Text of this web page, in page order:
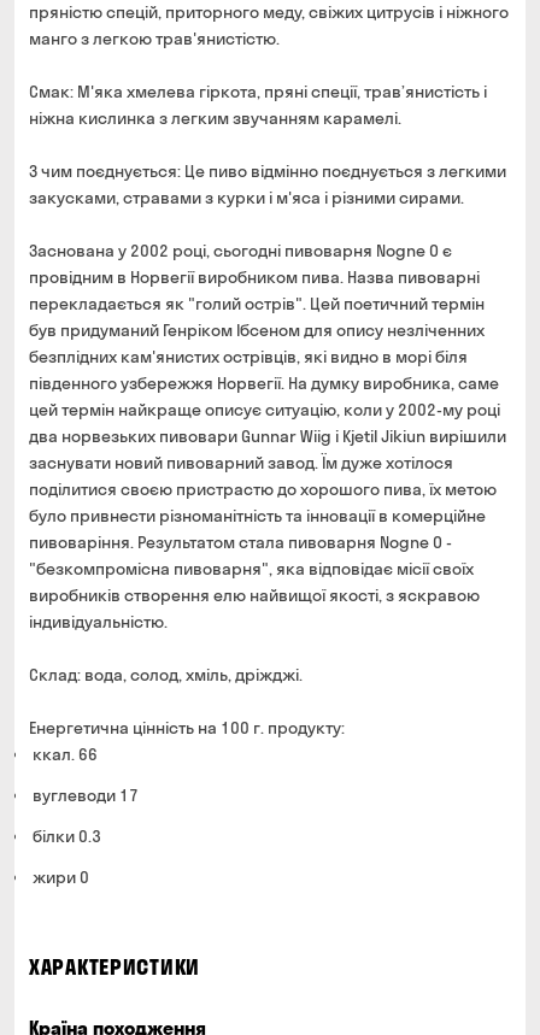
пряністю спецій, приторного меду, свіжих цитрусів і ніжного
манго з легкою трав'янистістю.
Смак: М'яка хмелева гіркота, пряні спеції, трав’янистість і
ніжна кислинка з легким звучанням карамелі.
З чим поєднується: Це пиво відмінно поєднується з легкими
закусками, стравами з курки і м'яса і різними сирами.
Заснована у 2002 році, сьогодні пивоварня Nogne O є
провідним в Норвегії виробником пива. Назва пивоварні
перекладається як "голий острів". Цей поетичний термін
був придуманий Генріком Ібсеном для опису незліченних
безплідних кам'янистих острівців, які видно в морі біля
південного узбережжя Норвегії. На думку виробника, саме
цей термін найкраще описує ситуацію, коли у 2002-му році
два норвезьких пивовари Gunnar Wiig і Kjetil Jikiun вирішили
заснувати новий пивоварний завод. Їм дуже хотілося
поділитися своєю пристрастю до хорошого пива, їх метою
було привнести різноманітність та інновації в комерційне
пивоваріння. Результатом стала пивоварня Nogne O -
"безкомпромісна пивоварня", яка відповідає місії своїх
виробників створення елю найвищої якості, з яскравою
індивідуальністю.
Склад: вода, солод, хміль, дріжджі.
Енергетична цінність на 100 г. продукту:
ккал. 66
вуглеводи 17
білки 0.3
жири 0
ХАРАКТЕРИСТИКИ
Країна походження